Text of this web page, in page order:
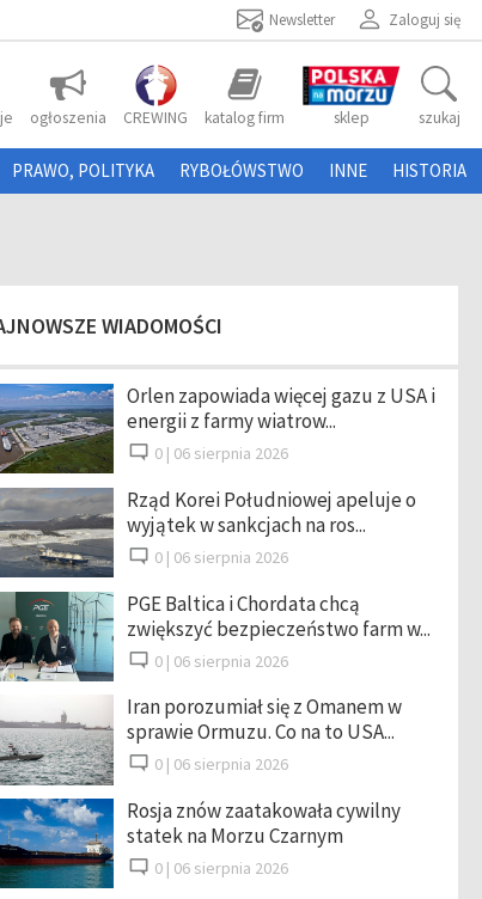
Zaloguj się
Newsletter
ogłoszenia CREWING katalog firm sklep szukaj
PRAWO, POLITYKA RYBOŁÓWSTWO INNE HISTORIA
WIADOMOŚCI
Orlen zapowiada więcej gazu z USA i
energii z farmy wiatrow...
0 | 06 sierpnia 2026
Rząd Korei Południowej apeluje o
wyjątek w sankcjach na ros...
0 | 06 sierpnia 2026
PGE Baltica i Chordata chcą
zwiększyć bezpieczeństwo farm w...
0 | 06 sierpnia 2026
Iran porozumiał się z Omanem w
sprawie Ormuzu. Co na to USA...
0 | 06 sierpnia 2026
Rosja znów zaatakowała cywilny
statek na Morzu Czarnym
0 | 06 sierpnia 2026